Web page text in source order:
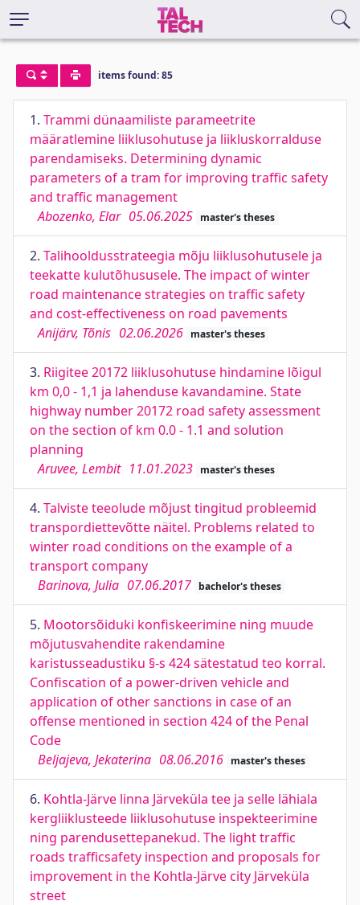
items found: 85
1. Trammi dünaamiliste parameetrite
määratlemine liiklusohutuse ja liikluskorralduse
parendamiseks. Determining dynamic
parameters of a tram for improving traffic safety
and traffic management
Abozenko, Elar 05.06.2025 master's theses
2. Talihooldusstrateegia mõju liiklusohutusele ja
teekatte kulutõhususele. The impact of winter
road maintenance strategies on traffic safety
and cost-effectiveness on road pavements
Anijärv, Tõnis 02.06.2026 master's theses
3. Riigitee 20172 liiklusohutuse hindamine lõigul
km 0,0 - 1,1 ja lahenduse kavandamine. State
highway number 20172 road safety assessment
on the section of km 0.0 - 1.1 and solution
planning
Aruvee, Lembit 11.01.2023 master's theses
4. Talviste teeolude mõjust tingitud probleemid
transpordiettevõtte näitel. Problems related to
winter road conditions on the example of a
transport company
Barinova, Julia 07.06.2017 bachelor's theses
5. Mootorsõiduki konfiskeerimine ning muude
mõjutusvahendite rakendamine
karistusseadustiku §-s 424 sätestatud teo korral.
Confiscation of a power-driven vehicle and
application of other sanctions in case of an
offense mentioned in section 424 of the Penal
Code
Beljajeva, Jekaterina 08.06.2016 master's theses
6. Kohtla-Järve linna Järveküla tee ja selle lähiala
kergliiklusteede liiklusohutuse inspekteerimine
ning parendusettepanekud. The light traffic
roads trafficsafety inspection and proposals for
improvement in the Kohtla-Järve city Järveküla
street